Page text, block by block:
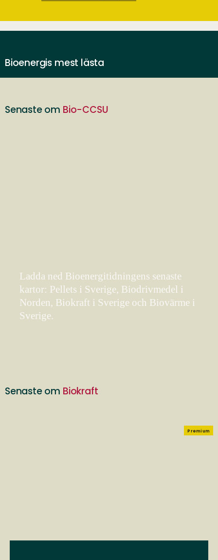
Bioenergis mest lästa
Senaste om Bio-CCSU
Ladda ned Bioenergitidningens senaste
kartor: Pellets i Sverige, Biodrivmedel i
Norden, Biokraft i Sverige och Biovärme i
Sverige.
Senaste om Biokraft
Premium